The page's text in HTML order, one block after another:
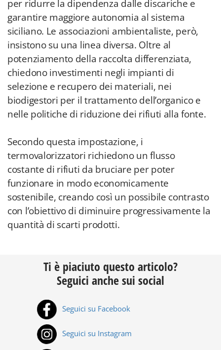
per ridurre la dipendenza dalle discariche e
garantire maggiore autonomia al sistema
siciliano. Le associazioni ambientaliste, però,
insistono su una linea diversa. Oltre al
potenziamento della raccolta differenziata,
chiedono investimenti negli impianti di
selezione e recupero dei materiali, nei
biodigestori per il trattamento dell’organico e
nelle politiche di riduzione dei rifiuti alla fonte.
Secondo questa impostazione, i
termovalorizzatori richiedono un flusso
costante di rifiuti da bruciare per poter
funzionare in modo economicamente
sostenibile, creando così un possibile contrasto
con l’obiettivo di diminuire progressivamente la
quantità di scarti prodotti.
Ti è piaciuto questo articolo?
Seguici anche sui social
Seguici su Facebook
Seguici su Instagram